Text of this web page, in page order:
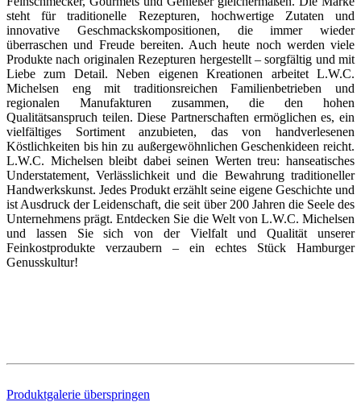
steht für traditionelle Rezepturen, hochwertige Zutaten und
innovative Geschmackskompositionen, die immer wieder
überraschen und Freude bereiten. Auch heute noch werden viele
Produkte nach originalen Rezepturen hergestellt – sorgfältig und mit
Liebe zum Detail. Neben eigenen Kreationen arbeitet L.W.C.
Michelsen eng mit traditionsreichen Familienbetrieben und
regionalen Manufakturen zusammen, die den hohen
Qualitätsanspruch teilen. Diese Partnerschaften ermöglichen es, ein
vielfältiges Sortiment anzubieten, das von handverlesenen
Köstlichkeiten bis hin zu außergewöhnlichen Geschenkideen reicht.
L.W.C. Michelsen bleibt dabei seinen Werten treu: hanseatisches
Understatement, Verlässlichkeit und die Bewahrung traditioneller
Handwerkskunst. Jedes Produkt erzählt seine eigene Geschichte und
ist Ausdruck der Leidenschaft, die seit über 200 Jahren die Seele des
Unternehmens prägt. Entdecken Sie die Welt von L.W.C. Michelsen
und lassen Sie sich von der Vielfalt und Qualität unserer
Feinkostprodukte verzaubern – ein echtes Stück Hamburger
Genusskultur!
Produktgalerie überspringen